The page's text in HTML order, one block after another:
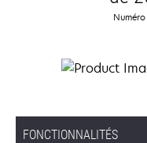
FONCTIONNALITÉS